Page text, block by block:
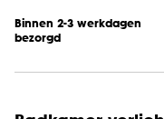
Binnen 2-3 werkdagen
bezorgd